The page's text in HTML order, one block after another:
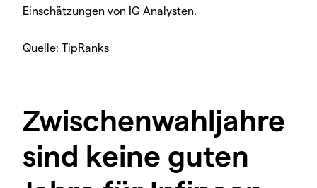
Einschätzungen von IG Analysten.
Quelle: TipRanks
Zwischenwahljahre
sind keine guten